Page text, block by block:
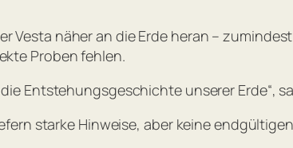
Vesta näher an die Erde heran –
Proben fehlen.
Entstehungsgeschichte unserer Erde“,
starke Hinweise, aber keine